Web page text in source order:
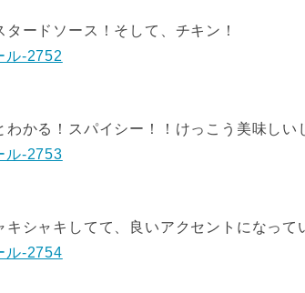
タードソース！そして、チキン！
わかる！スパイシー！！けっこう美味しい
キシャキしてて、良いアクセントになって